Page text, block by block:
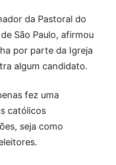
da Pastoral do
São Paulo, afirmou
por parte da Igreja
algum candidato.
fez uma
católicos
seja como